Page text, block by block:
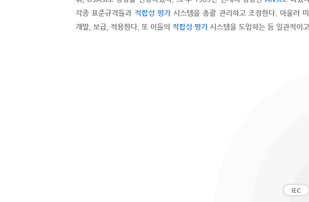
각종 표준규격들과 적합성 평가시스템을 총괄 관리하고 조정한다. 아울러
개발, 보급, 적용한다. 또 이들의 적합성 평가 시스템을 도입하는 등 일관적이
IEC